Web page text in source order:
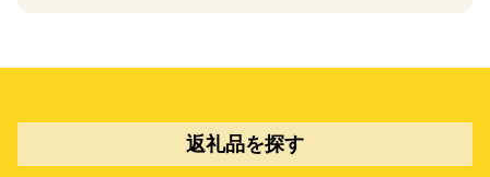
返礼品を探す